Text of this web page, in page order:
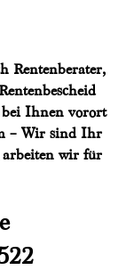
Rentenberater,
bei Ihnen vorort
– Wir sind Ihr
arbeiten wir für